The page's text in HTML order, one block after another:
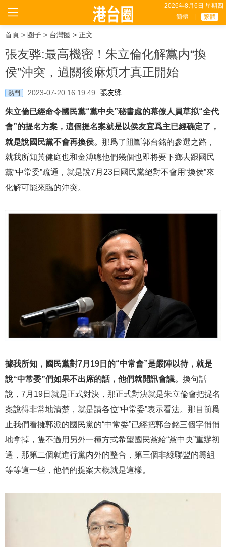
2026年8月6日 星期四
簡體
繁體
首頁 > 圈子 > 台灣圈 > 正文
張友骅:最高機密！朱立倫化解黨内“換
侯”沖突，過關後麻煩才真正開始
熱門 2023-07-20 16:19:49 張友骅
朱立倫已經命令國民黨“黨中央”秘書處的幕僚人員草拟“全代
會”的提名方案，這個提名案就是以侯友宜爲主已經确定了，
就是說國民黨不會再換侯。 那爲了阻斷郭台銘的參選之路，
就我所知黃健庭也和金溥聰他們幾個也即将要下鄉去跟國民
黨“中常委”疏通，就是說7月23日國民黨絕對不會用“換侯”來
化解可能來臨的沖突。
據我所知，國民黨對7月19日的“中常會”是嚴陣以待，就是
說“中常委”們如果不出席的話，他們就開訊會議。 換句話
說，7月19日就是正式對決，那正式對決就是朱立倫會把提名
案說得非常地清楚，就是請各位“中常委”表示看法。那目前爲
止我們看擁郭派的國民黨的“中常委”已經把郭台銘三個字悄悄
地拿掉，隻不過用另外一種方式希望國民黨給“黨中央”重辦初
選，那第二個就進行黨内外的整合，第三個非綠聯盟的籌組
等等這一些，他們的提案大概就是這樣。